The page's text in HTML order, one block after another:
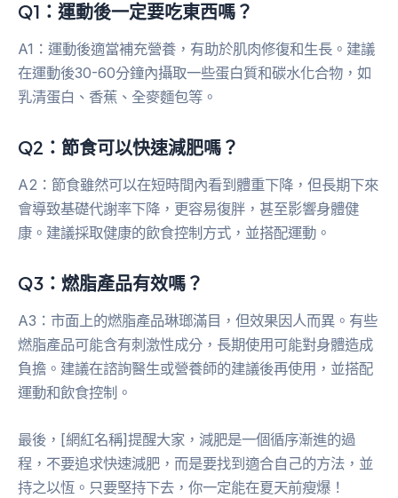
Q1：運動後一定要吃東西嗎？
A1：運動後適當補充營養，有助於肌肉修復和生長。建議
在運動後30-60分鐘內攝取一些蛋白質和碳水化合物，如
乳清蛋白、香蕉、全麥麵包等。
Q2：節食可以快速減肥嗎？
A2：節食雖然可以在短時間內看到體重下降，但長期下來
會導致基礎代謝率下降，更容易復胖，甚至影響身體健
康。建議採取健康的飲食控制方式，並搭配運動。
Q3：燃脂產品有效嗎？
A3：市面上的燃脂產品琳瑯滿目，但效果因人而異。有些
燃脂產品可能含有刺激性成分，長期使用可能對身體造成
負擔。建議在諮詢醫生或營養師的建議後再使用，並搭配
運動和飲食控制。
最後，[網紅名稱]提醒大家，減肥是一個循序漸進的過
程，不要追求快速減肥，而是要找到適合自己的方法，並
持之以恆。只要堅持下去，你一定能在夏天前瘦爆！